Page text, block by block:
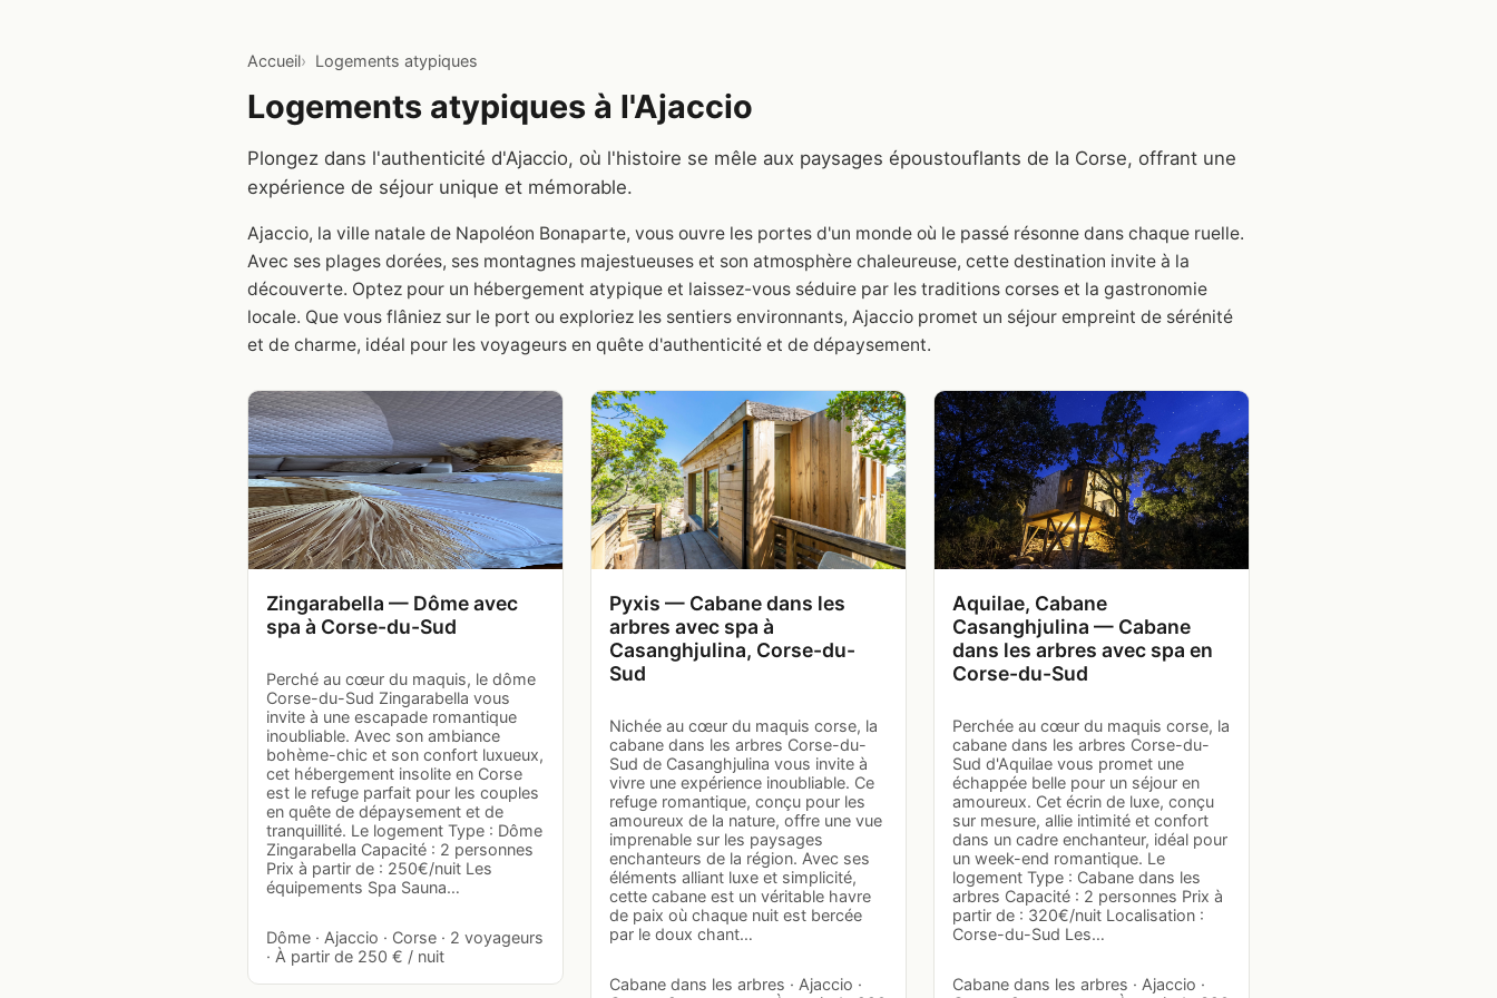
Accueil Logements atypiques
Logements atypiques à l'Ajaccio
Plongez dans l'authenticité d'Ajaccio, où l'histoire se mêle aux paysages époustouflants de la Corse, offrant une
expérience de séjour unique et mémorable.
Ajaccio, la ville natale de Napoléon Bonaparte, vous ouvre les portes d'un monde où le passé résonne dans chaque ruelle.
Avec ses plages dorées, ses montagnes majestueuses et son atmosphère chaleureuse, cette destination invite à la
découverte. Optez pour un hébergement atypique et laissez-vous séduire par les traditions corses et la gastronomie
locale. Que vous flâniez sur le port ou exploriez les sentiers environnants, Ajaccio promet un séjour empreint de sérénité
et de charme, idéal pour les voyageurs en quête d'authenticité et de dépaysement.
Zingarabella — Dôme avec
spa à Corse-du-Sud
Perché au cœur du maquis, le dôme
Corse-du-Sud Zingarabella vous
invite à une escapade romantique
inoubliable. Avec son ambiance
bohème-chic et son confort luxueux,
cet hébergement insolite en Corse
est le refuge parfait pour les couples
en quête de dépaysement et de
tranquillité. Le logement Type : Dôme
Zingarabella Capacité : 2 personnes
Prix à partir de : 250€/nuit Les
équipements Spa Sauna…
Dôme · Ajaccio · Corse · 2 voyageurs
· À partir de 250 € / nuit
Pyxis — Cabane dans les
arbres avec spa à
Casanghjulina, Corse-du-
Sud
Nichée au cœur du maquis corse, la
cabane dans les arbres Corse-du-
Sud de Casanghjulina vous invite à
vivre une expérience inoubliable. Ce
refuge romantique, conçu pour les
amoureux de la nature, offre une vue
imprenable sur les paysages
enchanteurs de la région. Avec ses
éléments alliant luxe et simplicité,
cette cabane est un véritable havre
de paix où chaque nuit est bercée
par le doux chant…
Cabane dans les arbres · Ajaccio ·
Aquilae, Cabane
Casanghjulina — Cabane
dans les arbres avec spa en
Corse-du-Sud
Perchée au cœur du maquis corse, la
cabane dans les arbres Corse-du-
Sud d'Aquilae vous promet une
échappée belle pour un séjour en
amoureux. Cet écrin de luxe, conçu
sur mesure, allie intimité et confort
dans un cadre enchanteur, idéal pour
un week-end romantique. Le
logement Type : Cabane dans les
arbres Capacité : 2 personnes Prix à
partir de : 320€/nuit Localisation :
Corse-du-Sud Les…
Cabane dans les arbres · Ajaccio ·